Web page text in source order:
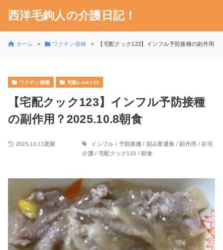
西洋毛鉤人の介護日記！
ホーム ワクチン接種 【宅配クック123】インフル予防接種の副作用？
ワクチン接種 宅配cook123
【宅配クック123】インフル予防接種
の副作用？2025.10.8朝食
2025.10.11更新 インフル / 予防接種/ 刻み普通食 /副作用 /在宅
介護/ 宅配クック123 /朝食